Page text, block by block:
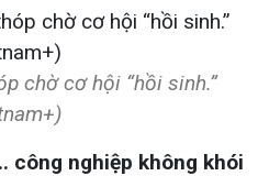
chờ cơ hội “hồi sinh.”
công nghiệp không khói